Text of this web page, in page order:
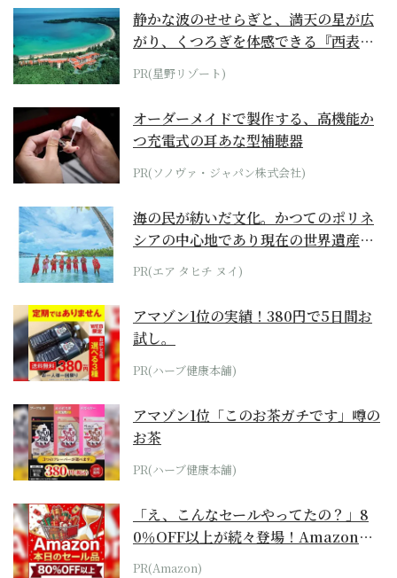
静かな波のせせらぎと、満天の星が広
がり、くつろぎを体感できる『西表島
ホテル by...
PR(星野リゾート)
オーダーメイドで製作する、高機能か
つ充電式の耳あな型補聴器
PR(ソノヴァ・ジャパン株式会社)
海の民が紡いだ文化。かつてのポリネ
シアの中心地であり現在の世界遺産か
らみえてくる...
PR(エア タヒチ ヌイ)
アマゾン1位の実績！380円で5日間お
試し。
PR(ハーブ健康本舗)
アマゾン1位「このお茶ガチです」噂の
お茶
PR(ハーブ健康本舗)
「え、こんなセールやってたの？」8
0％OFF以上が続々登場！Amazonの
本気が...
PR(Amazon)